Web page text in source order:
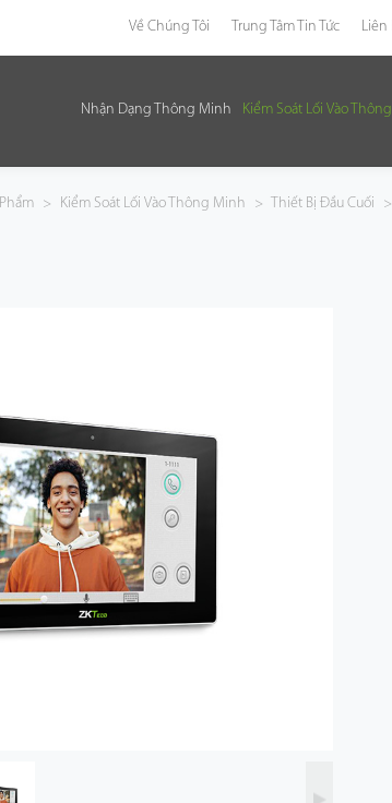
Về Chúng Tôi Trung Tâm Tin Tức Liên
Nhận Dạng Thông Minh Kiểm Soát Lối Vào
> Kiểm Soát Lối Vào Thông Minh > Thiết Bị Đầu Cuối >